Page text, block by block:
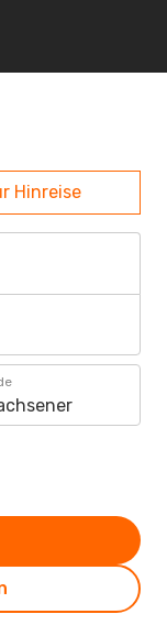
Hinreise